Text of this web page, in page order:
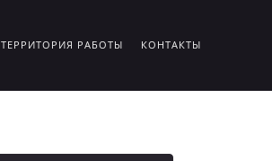
ТЕРРИТОРИЯ РАБОТЫ КОНТАКТЫ